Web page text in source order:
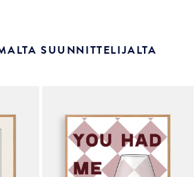
SUUNNITTELIJALTA